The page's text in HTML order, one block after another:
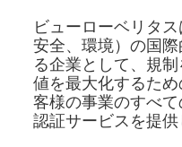
ビューローベリタス
安全、環境）の国
る企業として、規
値を最大化するた
客様の事業のすべて
認証サービスを提供